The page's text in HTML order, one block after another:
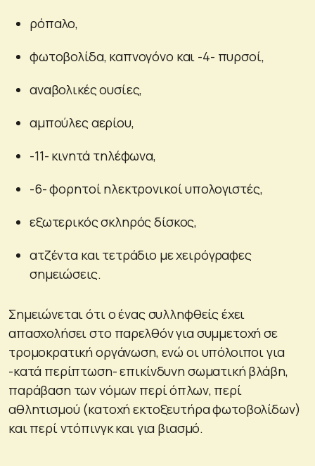
ρόπαλο,
φωτοβολίδα, καπνογόνο και -4- πυρσοί,
αναβολικές ουσίες,
αμπούλες αερίου,
-11- κινητά τηλέφωνα,
-6- φορητοί ηλεκτρονικοί υπολογιστές,
εξωτερικός σκληρός δίσκος,
ατζέντα και τετράδιο με χειρόγραφες
σημειώσεις.
Σημειώνεται ότι ο ένας συλληφθείς έχει
απασχολήσει στο παρελθόν για συμμετοχή σε
τρομοκρατική οργάνωση, ενώ οι υπόλοιποι για
-κατά περίπτωση- επικίνδυνη σωματική βλάβη,
παράβαση των νόμων περί όπλων, περί
αθλητισμού (κατοχή εκτοξευτήρα φωτοβολίδων)
και περί ντόπινγκ και για βιασμό.